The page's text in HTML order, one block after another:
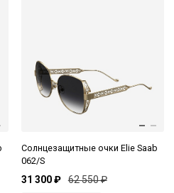
Солнцезащитные очки Elie Saab
062/S
31 300 ₽ 62 550 ₽